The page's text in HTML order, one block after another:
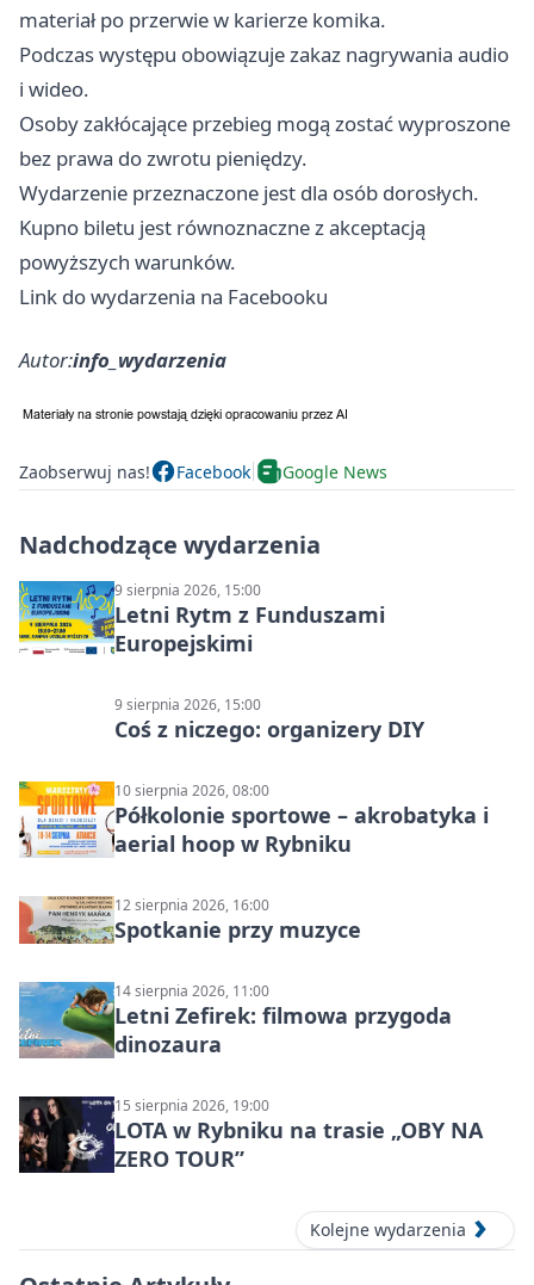
materiał po przerwie w karierze komika.
Podczas występu obowiązuje zakaz nagrywania audio
i wideo.
Osoby zakłócające przebieg mogą zostać wyproszone
bez prawa do zwrotu pieniędzy.
Wydarzenie przeznaczone jest dla osób dorosłych.
Kupno biletu jest równoznaczne z akceptacją
powyższych warunków.
Link do wydarzenia na Facebooku
Autor:info_wydarzenia
Zaobserwuj nas! Facebook Google News
Nadchodzące wydarzenia
9 sierpnia 2026, 15:00
Letni Rytm z Funduszami
Europejskimi
9 sierpnia 2026, 15:00
Coś z niczego: organizery DIY
10 sierpnia 2026, 08:00
Półkolonie sportowe – akrobatyka i
aerial hoop w Rybniku
12 sierpnia 2026, 16:00
Spotkanie przy muzyce
14 sierpnia 2026, 11:00
Letni Zefirek: filmowa przygoda
dinozaura
15 sierpnia 2026, 19:00
LOTA w Rybniku na trasie „OBY NA
ZERO TOUR”
Kolejne wydarzenia